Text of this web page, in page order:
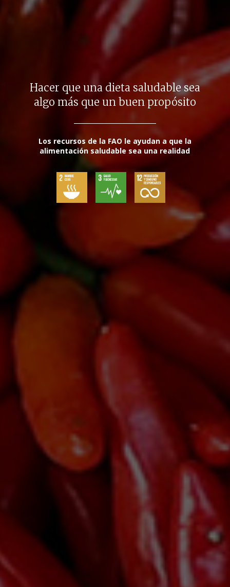
Hacer que una dieta saludable sea
algo más que un buen propósito
Los recursos de la FAO le ayudan a que la
alimentación saludable sea una realidad